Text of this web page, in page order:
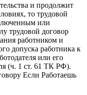
и продолжит
то трудовой
или
трудовой договор
работником и
допуска работника к
или его
(ч. 1 ст. 61 ТК РФ).
Если Работаешь